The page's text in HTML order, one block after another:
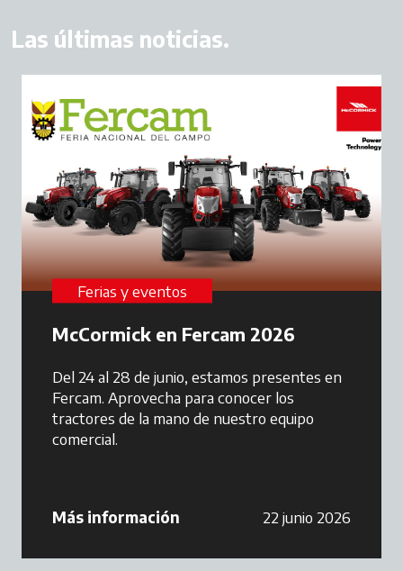
Las últimas noticias.
Ferias y eventos
McCormick en Fercam 2026
Del 24 al 28 de junio, estamos presentes en
Fercam. Aprovecha para conocer los
tractores de la mano de nuestro equipo
comercial.
Más información 22 junio 2026